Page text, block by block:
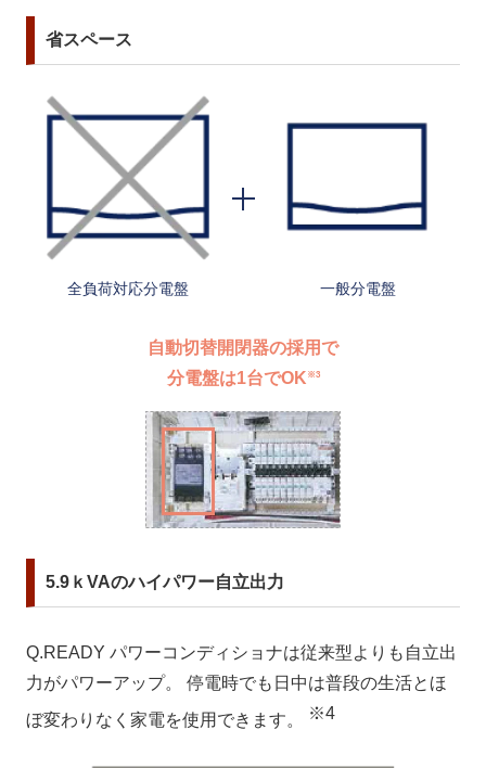
省スペース
全負荷対応分電盤 一般分電盤
自動切替開閉器の採用で
分電盤は1台でOK ※3
5.9ｋVAのハイパワー自立出力
Q.READY パワーコンディショナは従来型よりも自立出
力がパワーアップ。 停電時でも日中は普段の生活とほ
ぼ変わりなく家電を使用できます。 ※4